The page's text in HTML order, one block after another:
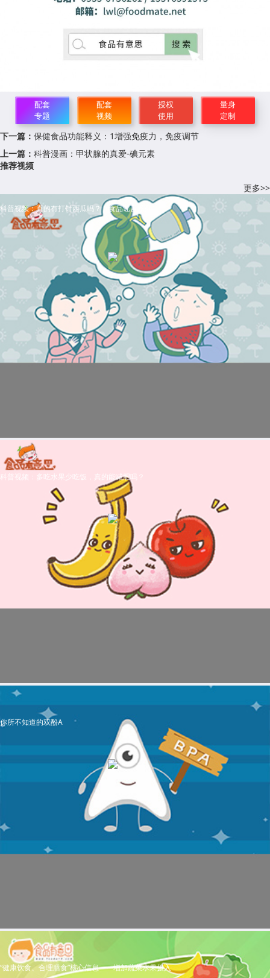
配套
专题
配套
视频
授权
使用
量身
定制
下一篇： 保健食品功能释义：1增强免疫力，免疫调节
上一篇： 科普漫画：甲状腺的真爱-碘元素
推荐视频
更多>>
科普视频：真的有打针西瓜吗？（食品谣言系列）
科普视频：多吃水果少吃饭，真的能减肥吗？
你所不知道的双酚A
“健康饮食、合理膳食”核心信息——增加蔬菜水果摄入